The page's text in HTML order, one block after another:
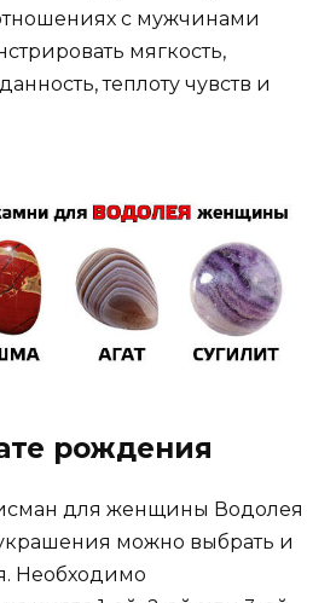
с мужчинами
мягкость,
теплоту чувств и
рождения
для женщины Водолея
можно выбрать и
Необходимо